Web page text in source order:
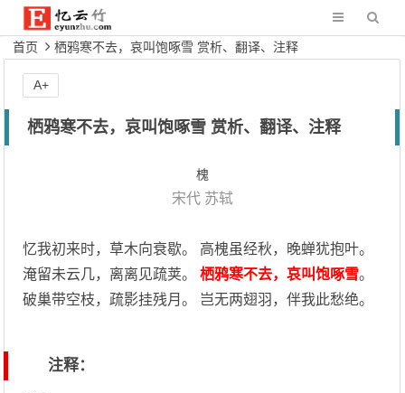
首页 栖鸦寒不去，哀叫饱啄雪 赏析、翻译、注释
栖鸦寒不去，哀叫饱啄雪 赏析、翻译、注释
槐
宋代 苏轼
忆我初来时，草木向衰歇。 高槐虽经秋，晚蝉犹抱叶。
淹留未云几，离离见疏荚。栖鸦寒不去，哀叫饱啄雪。
破巢带空枝，疏影挂残月。 岂无两翅羽，伴我此愁绝。
注释：
A+